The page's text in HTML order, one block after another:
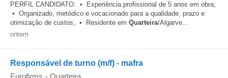
PERFIL CANDIDATO: • Experiência profissional de 5 anos em obra;
• Organizado, metódico e vocacionado para a qualidade, prazo e
otimização de custos; • Residente em Quarteira/Algarve...
ontem
Responsável de turno (m/f) - mafra
Eurofirms - Quarteira